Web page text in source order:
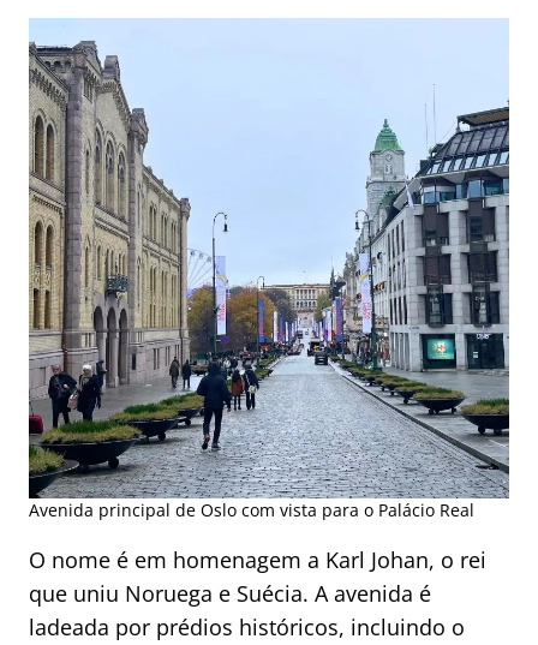
Avenida principal de Oslo com vista para o Palácio Real
O nome é em homenagem a Karl Johan, o rei
que uniu Noruega e Suécia. A avenida é
ladeada por prédios históricos, incluindo o